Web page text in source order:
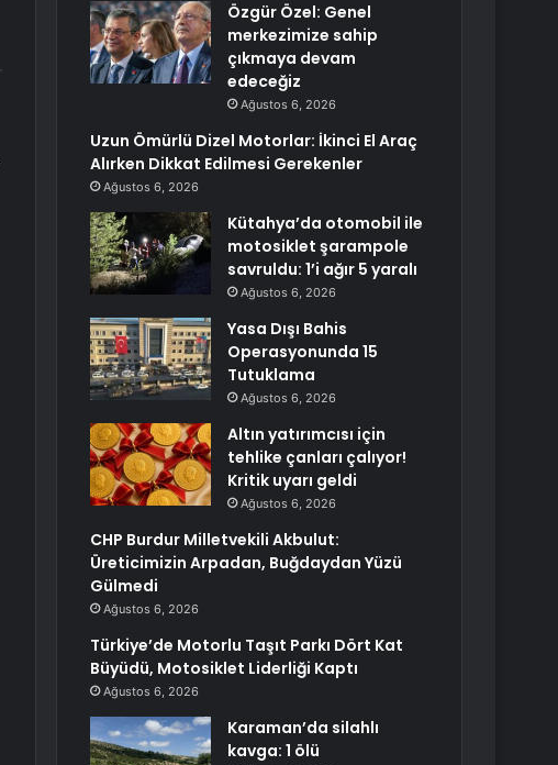
Özgür Özel: Genel
merkezimize sahip
çıkmaya devam
edeceğiz
Ağustos 6, 2026
Uzun Ömürlü Dizel Motorlar: İkinci El Araç
Alırken Dikkat Edilmesi Gerekenler
Ağustos 6, 2026
Kütahya’da otomobil ile
motosiklet şarampole
savruldu: 1’i ağır 5 yaralı
Ağustos 6, 2026
Yasa Dışı Bahis
Operasyonunda 15
Tutuklama
Ağustos 6, 2026
Altın yatırımcısı için
tehlike çanları çalıyor!
Kritik uyarı geldi
Ağustos 6, 2026
CHP Burdur Milletvekili Akbulut:
Üreticimizin Arpadan, Buğdaydan Yüzü
Gülmedi
Ağustos 6, 2026
Türkiye’de Motorlu Taşıt Parkı Dört Kat
Büyüdü, Motosiklet Liderliği Kaptı
Ağustos 6, 2026
Karaman’da silahlı
kavga: 1 ölü